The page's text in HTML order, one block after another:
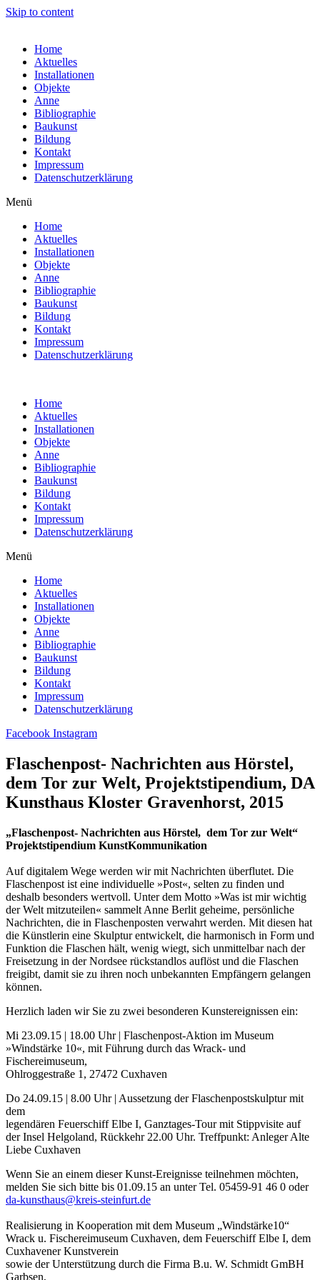
Skip to content
Home
Aktuelles
Installationen
Objekte
Anne
Bibliographie
Baukunst
Bildung
Kontakt
Impressum
Datenschutzerklärung
Menü
Home
Aktuelles
Installationen
Objekte
Anne
Bibliographie
Baukunst
Bildung
Kontakt
Impressum
Datenschutzerklärung
Home
Aktuelles
Installationen
Objekte
Anne
Bibliographie
Baukunst
Bildung
Kontakt
Impressum
Datenschutzerklärung
Menü
Home
Aktuelles
Installationen
Objekte
Anne
Bibliographie
Baukunst
Bildung
Kontakt
Impressum
Datenschutzerklärung
Facebook Instagram
Flaschenpost- Nachrichten aus Hörstel,
dem Tor zur Welt, Projektstipendium, DA
Kunsthaus Kloster Gravenhorst, 2015
„Flaschenpost- Nachrichten aus Hörstel, dem Tor zur Welt“
Projektstipendium KunstKommunikation
Auf digitalem Wege werden wir mit Nachrichten überflutet. Die
Flaschenpost ist eine individuelle »Post«, selten zu finden und
deshalb besonders wertvoll. Unter dem Motto »Was ist mir wichtig
der Welt mitzuteilen« sammelt Anne Berlit geheime, persönliche
Nachrichten, die in Flaschenposten verwahrt werden. Mit diesen hat
die Künstlerin eine Skulptur entwickelt, die harmonisch in Form und
Funktion die Flaschen hält, wenig wiegt, sich unmittelbar nach der
Freisetzung in der Nordsee rückstandlos auflöst und die Flaschen
freigibt, damit sie zu ihren noch unbekannten Empfängern gelangen
können.
Herzlich laden wir Sie zu zwei besonderen Kunstereignissen ein:
Mi 23.09.15 | 18.00 Uhr | Flaschenpost-Aktion im Museum
»Windstärke 10«, mit Führung durch das Wrack- und
Fischereimuseum,
Ohlroggestraße 1, 27472 Cuxhaven
Do 24.09.15 | 8.00 Uhr | Aussetzung der Flaschenpostskulptur mit
dem
legendären Feuerschiff Elbe I, Ganztages-Tour mit Stippvisite auf
der Insel Helgoland, Rückkehr 22.00 Uhr. Treffpunkt: Anleger Alte
Liebe Cuxhaven
Wenn Sie an einem dieser Kunst-Ereignisse teilnehmen möchten,
melden Sie sich bitte bis 01.09.15 an unter Tel. 05459-91 46 0 oder
da-kunsthaus@kreis-steinfurt.de
Realisierung in Kooperation mit dem Museum „Windstärke10“
Wrack u. Fischereimuseum Cuxhaven, dem Feuerschiff Elbe I, dem
Cuxhavener Kunstverein
sowie der Unterstützung durch die Firma B.u. W. Schmidt GmBH
Garbsen,